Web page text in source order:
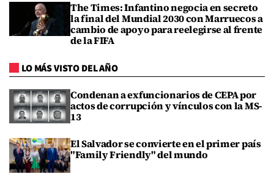
The Times: Infantino negocia en secreto
la final del Mundial 2030 con Marruecos a
cambio de apoyo para reelegirse al frente
de la FIFA
LO MÁS VISTO DEL AÑO
Condenan a exfuncionarios de CEPA por
actos de corrupción y vínculos con la MS-
13
El Salvador se convierte en el primer país
"Family Friendly" del mundo